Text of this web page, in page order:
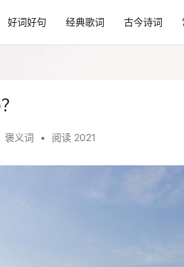
好词好句 经典歌词 古今诗词
褒义词 • 阅读 2021